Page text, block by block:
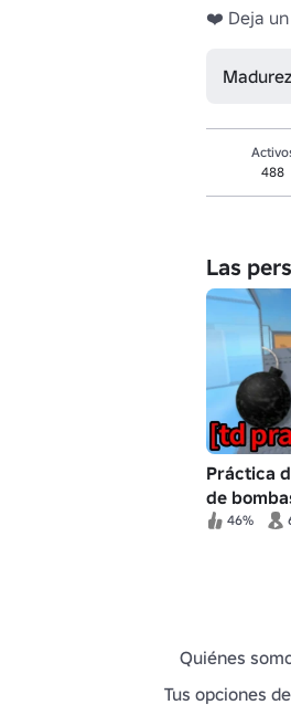
❤️ Deja un
488
Las
Práctica
de
tiempo
46%
Quiénes
Tus opciones